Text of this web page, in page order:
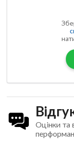
Оцінки та